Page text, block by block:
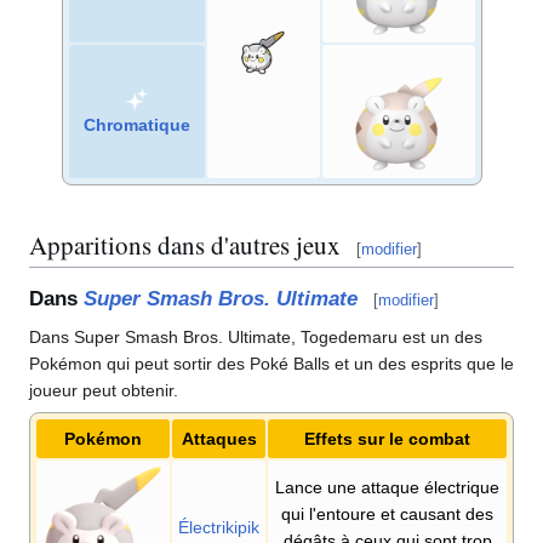
Chromatique
Apparitions dans d'autres jeux [modifier]
Dans Super Smash Bros. Ultimate [modifier]
Dans Super Smash Bros. Ultimate, Togedemaru est un des
Pokémon qui peut sortir des Poké Balls et un des esprits que le
joueur peut obtenir.
Pokémon Attaques Effets sur le combat
Électrikipik
Lance une attaque électrique
qui l'entoure et causant des